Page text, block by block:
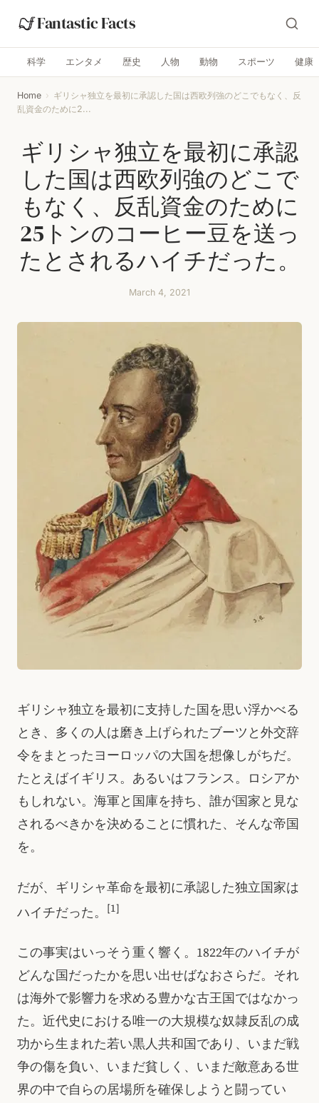
Fantastic Facts
科学 エンタメ 歴史 人物 動物 スポーツ 健康
Home › ギリシャ独立を最初に承認した国は西欧列強のどこでもなく、反
乱資金のために2...
ギリシャ独立を最初に承認
した国は西欧列強のどこで
もなく、反乱資金のために
25トンのコーヒー豆を送っ
たとされるハイチだった。
March 4, 2021
ギリシャ独立を最初に支持した国を思い浮かべる
とき、多くの人は磨き上げられたブーツと外交辞
令をまとったヨーロッパの大国を想像しがちだ。
たとえばイギリス。あるいはフランス。ロシアか
もしれない。海軍と国庫を持ち、誰が国家と見な
されるべきかを決めることに慣れた、そんな帝国
を。
だが、ギリシャ革命を最初に承認した独立国家は
ハイチだった。
[1]
この事実はいっそう重く響く。1822年のハイチが
どんな国だったかを思い出せばなおさらだ。それ
は海外で影響力を求める豊かな古王国ではなかっ
た。近代史における唯一の大規模な奴隷反乱の成
功から生まれた若い黒人共和国であり、いまだ戦
争の傷を負い、いまだ貧しく、いまだ敵意ある世
界の中で自らの居場所を確保しようと闘ってい